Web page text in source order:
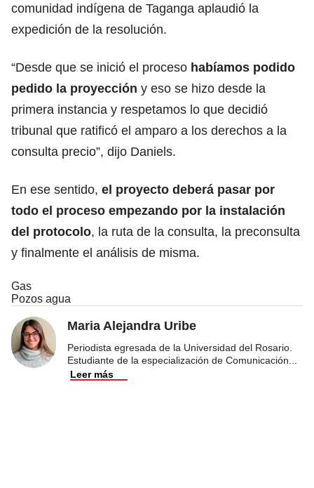
comunidad indígena de Taganga aplaudió la
expedición de la resolución.
“Desde que se inició el proceso habíamos podido
pedido la proyección y eso se hizo desde la
primera instancia y respetamos lo que decidió
tribunal que ratificó el amparo a los derechos a la
consulta precio”, dijo Daniels.
En ese sentido, el proyecto deberá pasar por
todo el proceso empezando por la instalación
del protocolo, la ruta de la consulta, la preconsulta
y finalmente el análisis de misma.
Gas
Pozos agua
Maria Alejandra Uribe
Periodista egresada de la Universidad del Rosario.
Estudiante de la especialización de Comunicación
Leer más